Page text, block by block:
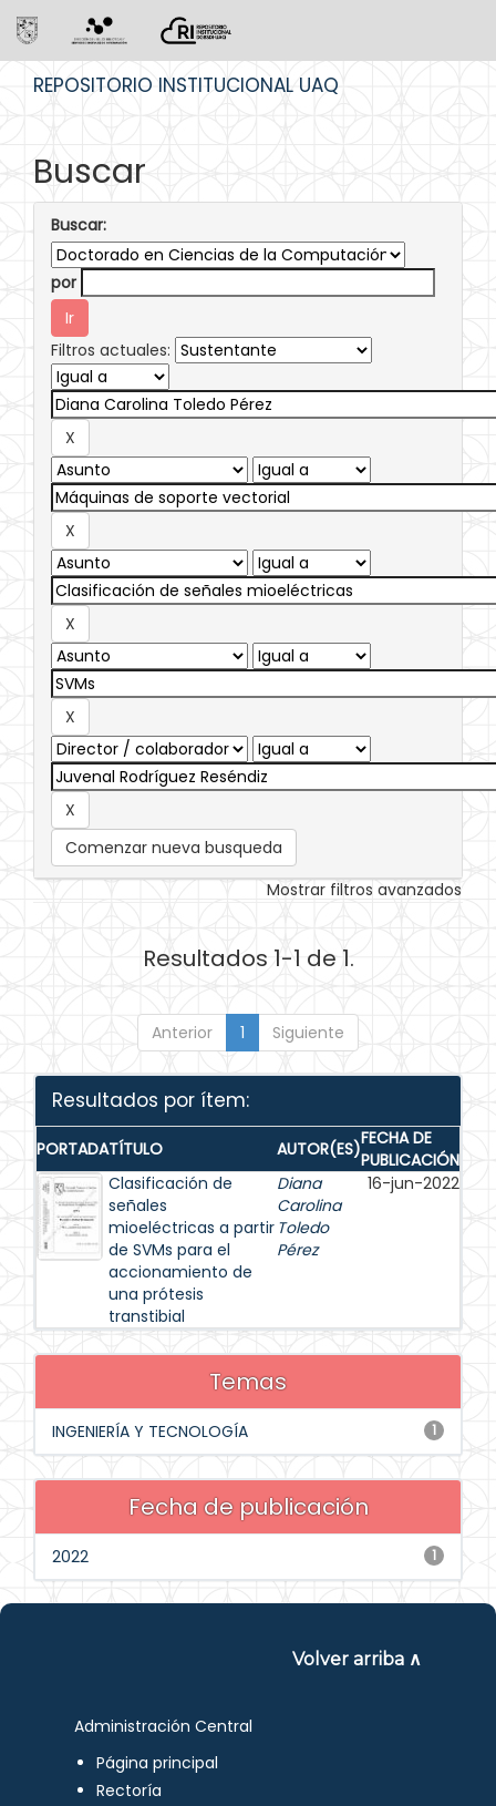
REPOSITORIO INSTITUCIONAL UAQ
Buscar
Buscar:
por
Filtros actuales:
Comenzar nueva busqueda
Mostrar filtros avanzados
Resultados 1-1 de 1.
Anterior 1 Siguiente
Resultados por ítem:
PORTADATÍTULO AUTOR(ES)FECHA DE
PUBLICACIÓN
Clasificación de
señales
mioeléctricas a partir
de SVMs para el
accionamiento de
una prótesis
transtibial
Diana
Carolina
Toledo
Pérez
16-jun-2022
Temas
1
INGENIERÍA Y TECNOLOGÍA
Fecha de publicación
1
2022
Volver arriba ∧
Administración Central
Página principal
Rectoría